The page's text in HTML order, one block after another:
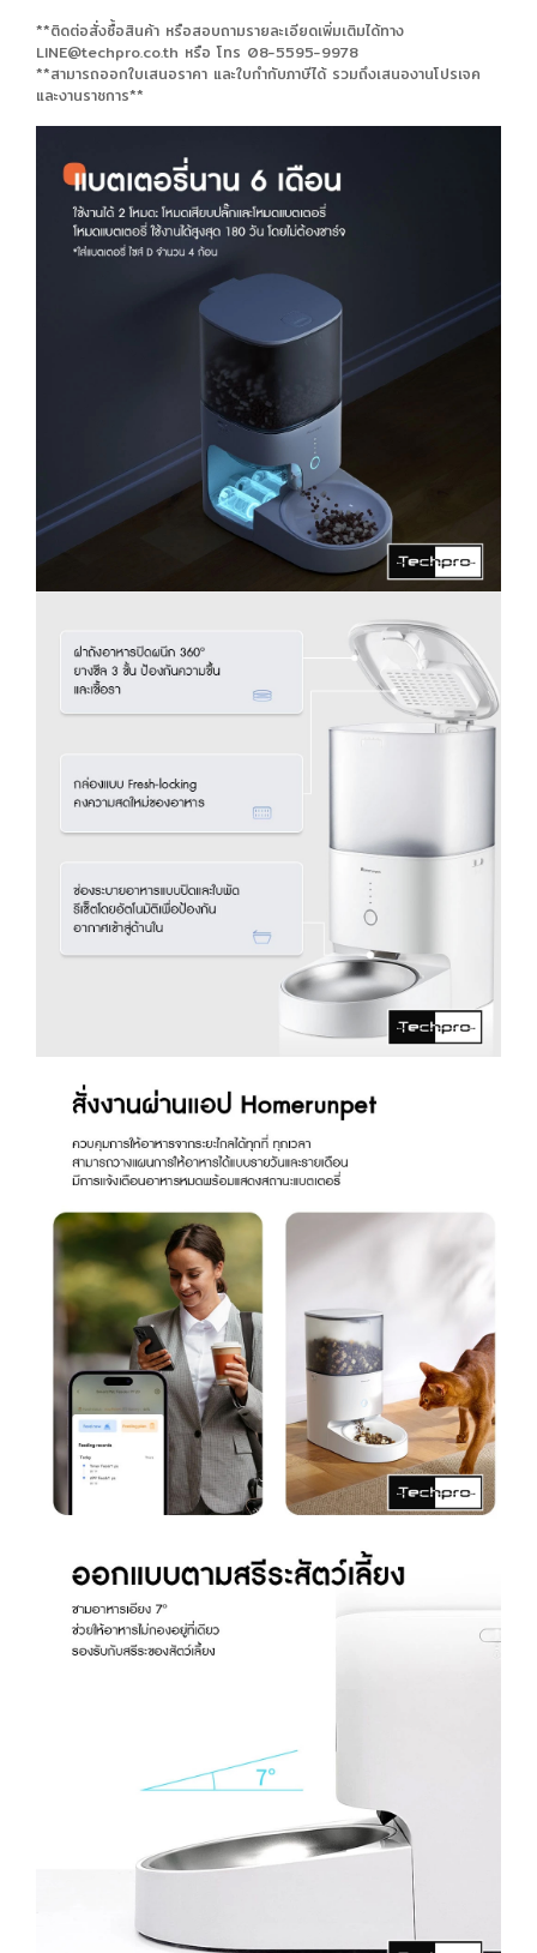
**ติดต่อสั่งซื้อสินค้า หรือสอบถามรายละเอียดเพิ่มเติมได้ทาง
LINE@techpro.co.th หรือ โทร 08-5595-9978
**สามารถออกใบเสนอราคา และใบกำกับภาษีได้ รวมถึงเสนองานโปรเจค
และงานราชการ**